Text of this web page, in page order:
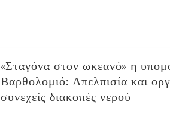
«Σταγόνα στον ωκεανό» η
Βαρθολομιό: Απελπισία και
συνεχείς διακοπές νερού